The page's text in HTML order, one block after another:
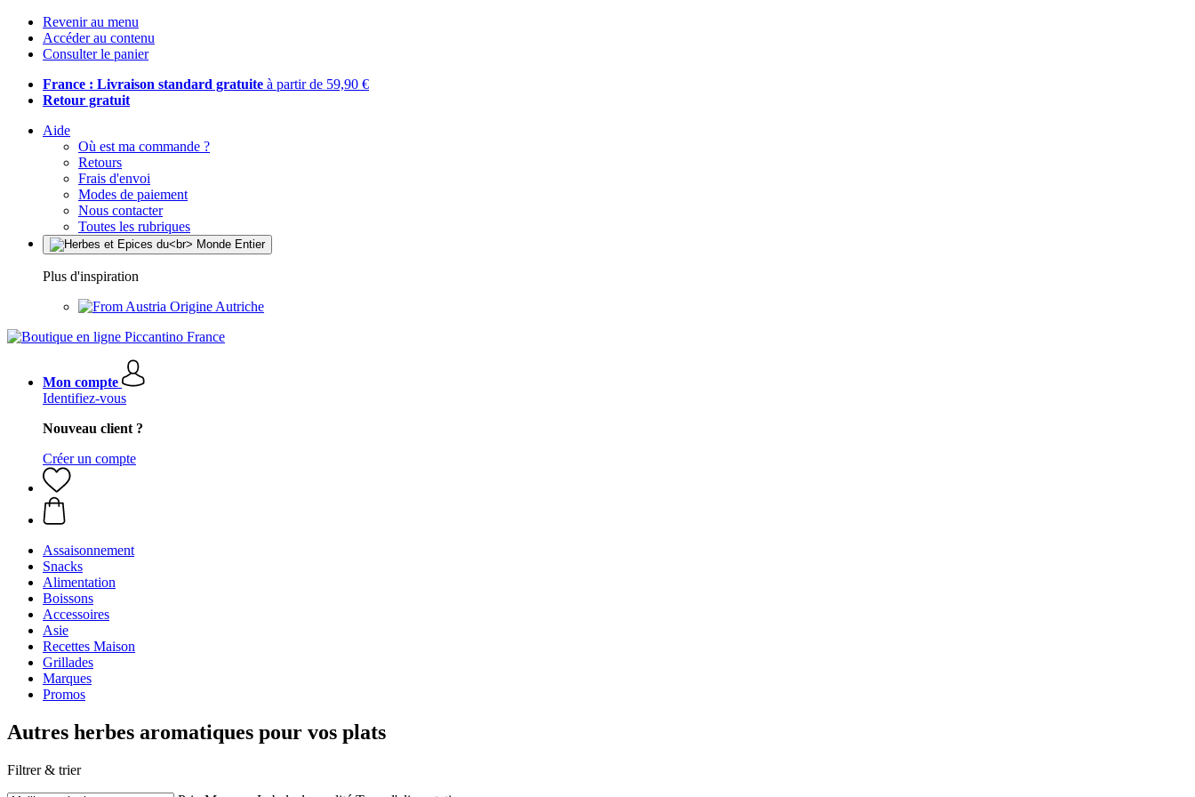
Revenir au menu
Accéder au contenu
Consulter le panier
France : Livraison standard gratuite à partir de 59,90 €
Retour gratuit
Aide
Où est ma commande ?
Retours
Frais d'envoi
Modes de paiement
Nous contacter
Toutes les rubriques
Plus d'inspiration
Origine Autriche
Mon compte
Identifiez-vous
Nouveau client ?
Créer un compte
Assaisonnement
Snacks
Alimentation
Boissons
Accessoires
Asie
Recettes Maison
Grillades
Marques
Promos
Autres herbes aromatiques pour vos plats
Filtrer & trier